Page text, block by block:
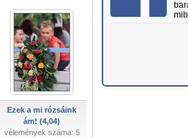
Ezek a mi rózsáink
ám! (4,04)
vélemények száma: 5